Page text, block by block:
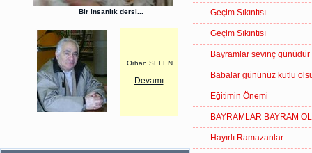
Bir insanlık dersi...
Orhan SELEN
Devamı
Geçim Sıkıntısı
Geçim Sıkıntısı
Bayramlar sevinç günüdür
Babalar gününüz kutlu
Eğitimin Önemi
BAYRAMLAR BAYRAM
Hayırlı Ramazanlar